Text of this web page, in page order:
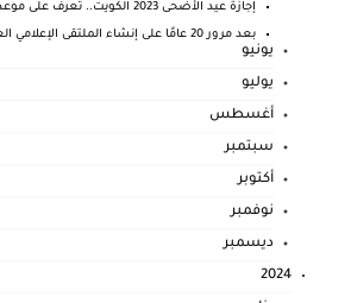
إجازة عيد الأضحى 2023 الكويت.. تعرف على موعد بداية...
بعد مرور 20 عامًا على إنشاء الملتقى الإعلامي العرب...
يونيو
يوليو
أغسطس
سبتمبر
أكتوبر
نوفمبر
ديسمبر
2024